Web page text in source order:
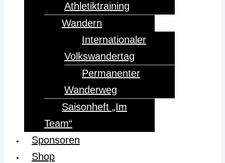
Athletiktraining
Wandern
Internationaler
Volkswandertag
Permanenter
Wanderweg
Saisonheft „Im
Team“
Sponsoren
Shop